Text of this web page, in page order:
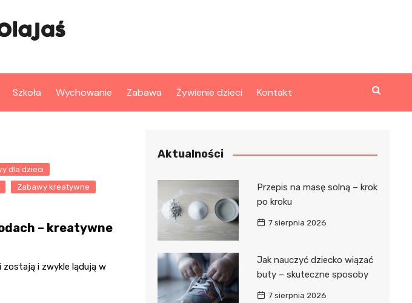
Szkoła Wychowanie Zabawa Żywienie dzieci Kontakt
dla dzieci
Zabawy kreatywne
– kreatywne
zostają i zwykle lądują w
Aktualności
Przepis na masę solną – krok
po kroku
7 sierpnia 2026
Jak nauczyć dziecko wiązać
buty – skuteczne sposoby
7 sierpnia 2026